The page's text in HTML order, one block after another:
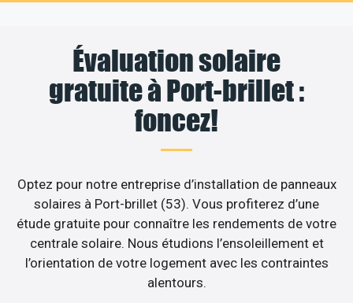
Évaluation solaire
gratuite à Port-brillet :
foncez!
Optez pour notre entreprise d’installation de panneaux
solaires à Port-brillet (53). Vous profiterez d’une
étude gratuite pour connaître les rendements de votre
centrale solaire. Nous étudions l’ensoleillement et
l’orientation de votre logement avec les contraintes
alentours.